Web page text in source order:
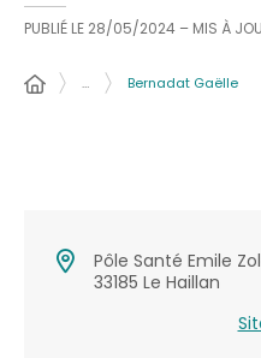
PUBLIÉ LE 28/05/2024 – MIS À
… Bernadat Gaëlle
Pôle Santé Emile
33185 Le Haillan